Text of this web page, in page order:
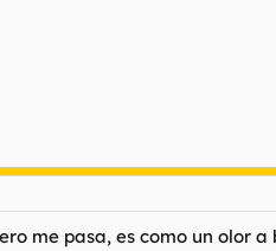
me pasa, es como un olor